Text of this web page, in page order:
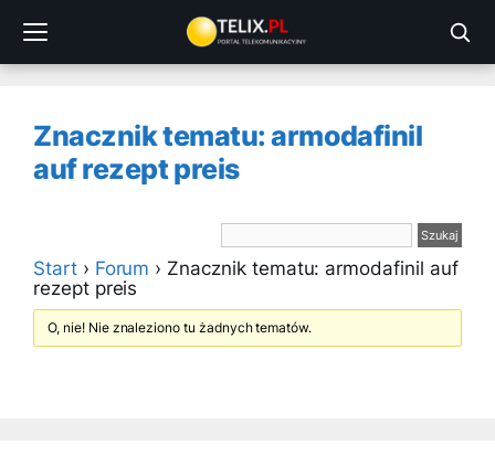
treści
Znacznik tematu: armodafinil
auf rezept preis
Start › Forum › Znacznik tematu: armodafinil auf
rezept preis
O, nie! Nie znaleziono tu żadnych tematów.